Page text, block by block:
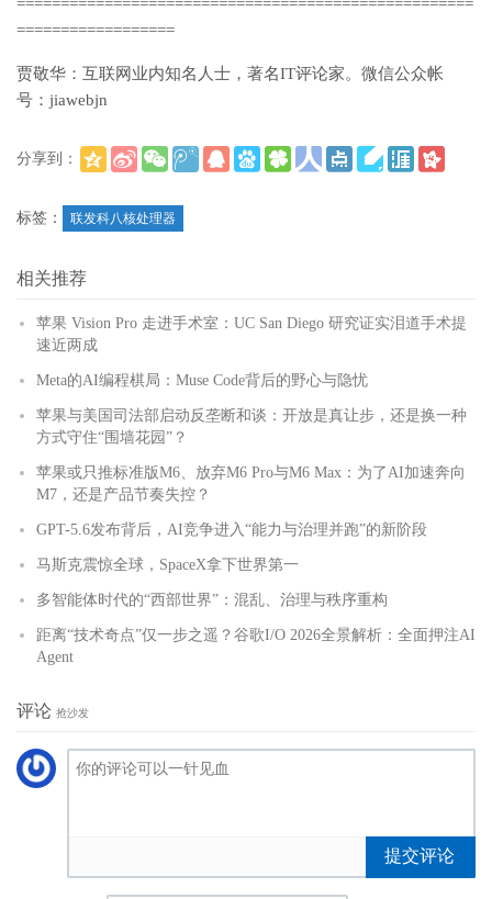
====================================================
==================
贾敬华：互联网业内知名人士，著名IT评论家。微信公众帐
号：jiawebjn
分享到：
标签：
联发科八核处理器
相关推荐
苹果 Vision Pro 走进手术室：UC San Diego 研究证实泪道手术提
速近两成
Meta的AI编程棋局：Muse Code背后的野心与隐忧
苹果与美国司法部启动反垄断和谈：开放是真让步，还是换一种
方式守住“围墙花园”？
苹果或只推标准版M6、放弃M6 Pro与M6 Max：为了AI加速奔向
M7，还是产品节奏失控？
GPT-5.6发布背后，AI竞争进入“能力与治理并跑”的新阶段
马斯克震惊全球，SpaceX拿下世界第一
多智能体时代的“西部世界”：混乱、治理与秩序重构
距离“技术奇点”仅一步之遥？谷歌I/O 2026全景解析：全面押注AI
Agent
评论 抢沙发
提交评论